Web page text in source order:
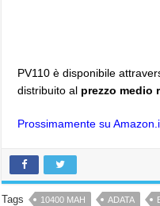
PV110 è disponibile
distribuito al prezzo medio
Prossimamente su
Tags 10400 MAH ADATA